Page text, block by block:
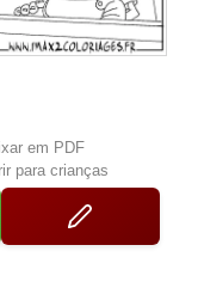
em PDF
para crianças